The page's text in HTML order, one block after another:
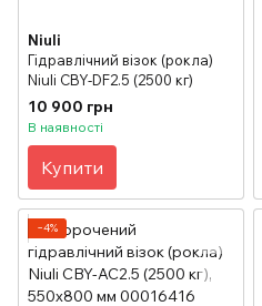
Niuli
Гідравлічний візок (рокла)
Niuli CBY-DF2.5 (2500 кг)
10 900 грн
В наявності
Купити
−4%